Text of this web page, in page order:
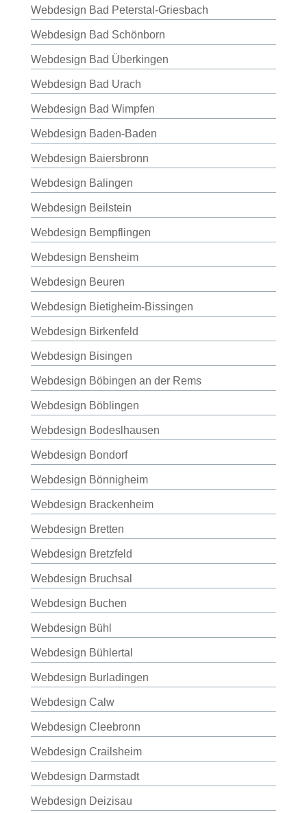
Webdesign Bad Peterstal-Griesbach
Webdesign Bad Schönborn
Webdesign Bad Überkingen
Webdesign Bad Urach
Webdesign Bad Wimpfen
Webdesign Baden-Baden
Webdesign Baiersbronn
Webdesign Balingen
Webdesign Beilstein
Webdesign Bempflingen
Webdesign Bensheim
Webdesign Beuren
Webdesign Bietigheim-Bissingen
Webdesign Birkenfeld
Webdesign Bisingen
Webdesign Böbingen an der Rems
Webdesign Böblingen
Webdesign Bodeslhausen
Webdesign Bondorf
Webdesign Bönnigheim
Webdesign Brackenheim
Webdesign Bretten
Webdesign Bretzfeld
Webdesign Bruchsal
Webdesign Buchen
Webdesign Bühl
Webdesign Bühlertal
Webdesign Burladingen
Webdesign Calw
Webdesign Cleebronn
Webdesign Crailsheim
Webdesign Darmstadt
Webdesign Deizisau